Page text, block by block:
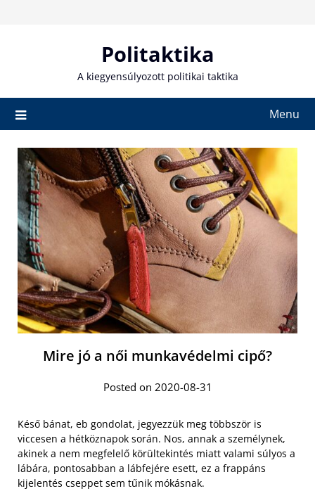
Politaktika
A kiegyensúlyozott politikai taktika
Menu
Mire jó a női munkavédelmi cipő?
Posted on 2020-08-31
Késő bánat, eb gondolat, jegyezzük meg többször is
viccesen a hétköznapok során. Nos, annak a személynek,
akinek a nem megfelelő körültekintés miatt valami súlyos a
lábára, pontosabban a lábfejére esett, ez a frappáns
kijelentés cseppet sem tűnik mókásnak.